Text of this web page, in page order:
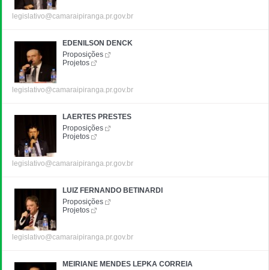
legislativo@camaraipiranga.pr.gov.br
EDENILSON DENCK
Proposições
Projetos
legislativo@camaraipiranga.pr.gov.br
LAERTES PRESTES
Proposições
Projetos
legislativo@camaraipiranga.pr.gov.br
LUIZ FERNANDO BETINARDI
Proposições
Projetos
legislativo@camaraipiranga.pr.gov.br
MEIRIANE MENDES LEPKA CORREIA